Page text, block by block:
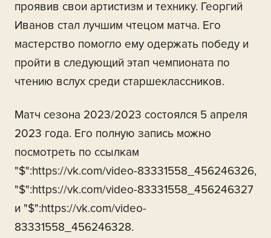
проявив свои артистизм и технику. Георгий
Иванов стал лучшим чтецом матча. Его
мастерство помогло ему одержать победу и
пройти в следующий этап чемпионата по
чтению вслух среди старшеклассников.
Матч сезона 2023/2023 состоялся 5 апреля
2023 года. Его полную запись можно
посмотреть по ссылкам
"$":https://vk.com/video-83331558_456246326,
"$":https://vk.com/video-83331558_456246327
и "$":https://vk.com/video-
83331558_456246328.